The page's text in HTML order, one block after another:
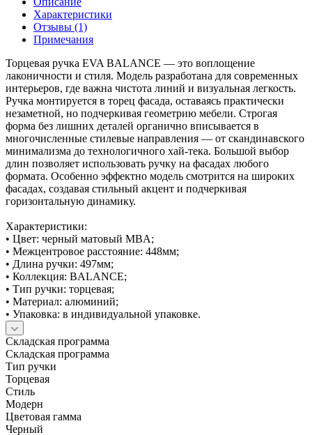
Характеристики
Отзывы (1)
Примечания
Торцевая ручка EVA BALANCE — это воплощение
лаконичности и стиля. Модель разработана для современных
интерьеров, где важна чистота линий и визуальная легкость.
Ручка монтируется в торец фасада, оставаясь практически
незаметной, но подчеркивая геометрию мебели. Строгая
форма без лишних деталей органично вписывается в
многочисленные стилевые направления — от скандинавского
минимализма до технологичного хай-тека. Большой выбор
длин позволяет использовать ручку на фасадах любого
формата. Особенно эффектно модель смотрится на широких
фасадах, создавая стильный акцент и подчеркивая
горизонтальную динамику.
Характеристики:
• Цвет: черный матовый MBA;
• Межцентровое расстояние: 448мм;
• Длина ручки: 497мм;
• Коллекция: BALANCE;
• Тип ручки: торцевая;
• Материал: алюминий;
• Упаковка: в индивидуальной упаковке.
Складская программа
Складская программа
Тип ручки
Торцевая
Стиль
Модерн
Цветовая гамма
Черный